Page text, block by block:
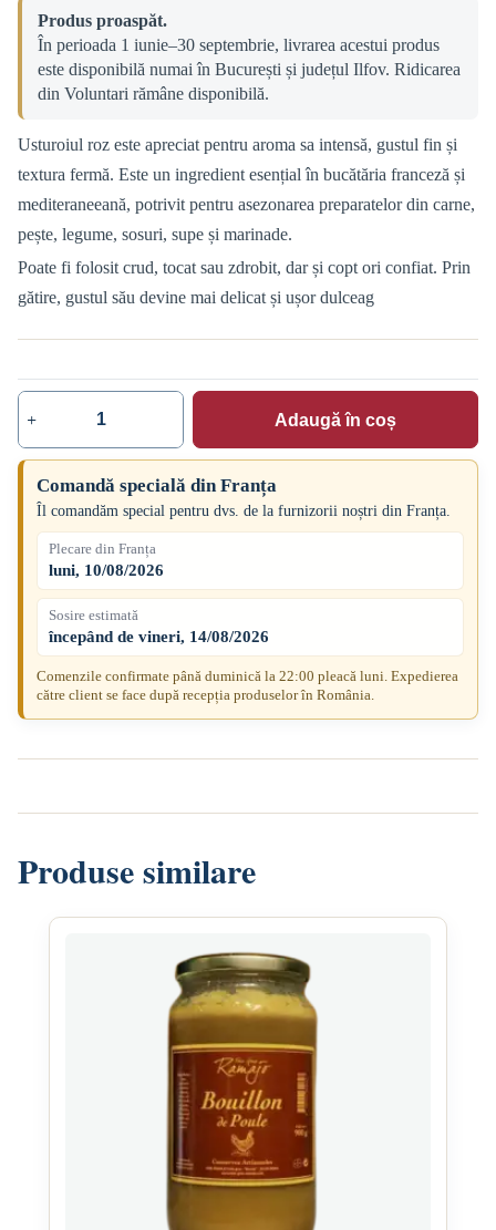
Produs proaspăt.
În perioada 1 iunie–30 septembrie, livrarea acestui produs
este disponibilă numai în București și județul Ilfov. Ridicarea
din Voluntari rămâne disponibilă.
Usturoiul roz este apreciat pentru aroma sa intensă, gustul fin și
textura fermă. Este un ingredient esențial în bucătăria franceză și
mediteraneeană, potrivit pentru asezonarea preparatelor din carne,
pește, legume, sosuri, supe și marinade.
Poate fi folosit crud, tocat sau zdrobit, dar și copt ori confiat. Prin
gătire, gustul său devine mai delicat și ușor dulceag
Cantitate
Usturoi
roz,
Adaugă în coș
Comandă specială din Franța
Îl comandăm special pentru dvs. de la furnizorii noștri din Franța.
Plecare din Franța
luni, 10/08/2026
Sosire estimată
începând de vineri, 14/08/2026
Comenzile confirmate până duminică la 22:00 pleacă luni. Expedierea
către client se face după recepția produselor în România.
Produse similare